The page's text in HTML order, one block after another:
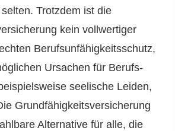
Trotzdem ist die
kein vollwertiger
Berufs­unfähig­keitsschutz,
Ursachen für Berufs­
seelische Leiden,
Grundfähigkeitsversicherung
Alternative für alle, die